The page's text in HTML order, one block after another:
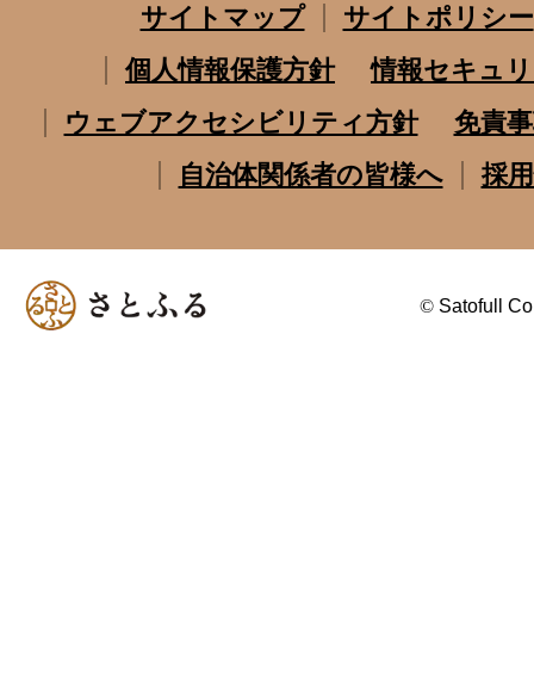
サイトマップ
サイトポリシー
個人情報保護方針
情報セキュ
ウェブアクセシビリティ方針
免責
自治体関係者の皆様へ
採
© Satofull